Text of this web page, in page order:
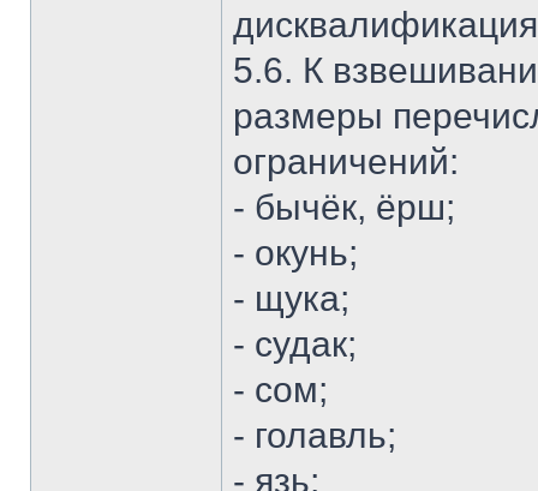
5.6. К
размеры
ограничений:
- бычёк, ёрш;
- окунь;
- щука;
- судак;
- сом;
- голавль;
- язь;